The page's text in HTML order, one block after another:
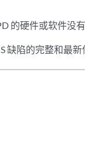
的硬件或软件没
缺陷的完整和最